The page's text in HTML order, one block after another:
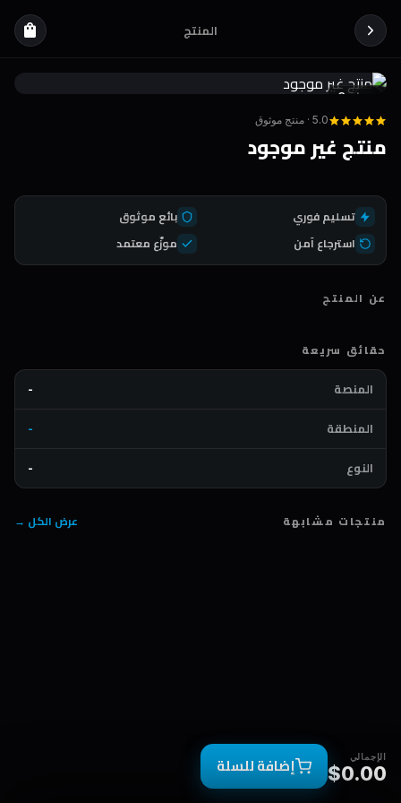
المنتج shopping_bag
Coda
5.0 · منتج موثوق
منتج غير موجود
تسليم فوري
بائع موثوق
استرجاع آمن
موزّع معتمد
عن المنتج
حقائق سريعة
المنصة
-
المنطقة
-
النوع
-
منتجات مشابهة عرض الكل →
الإجمالي
$0.00 إضافة للسلة